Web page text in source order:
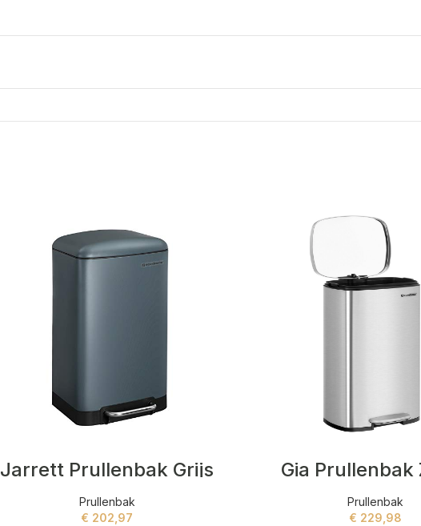
Jarrett Prullenbak Grijs
Prullenbak
€ 202,97
Gia Prullenbak
Prullenbak
€ 229,98